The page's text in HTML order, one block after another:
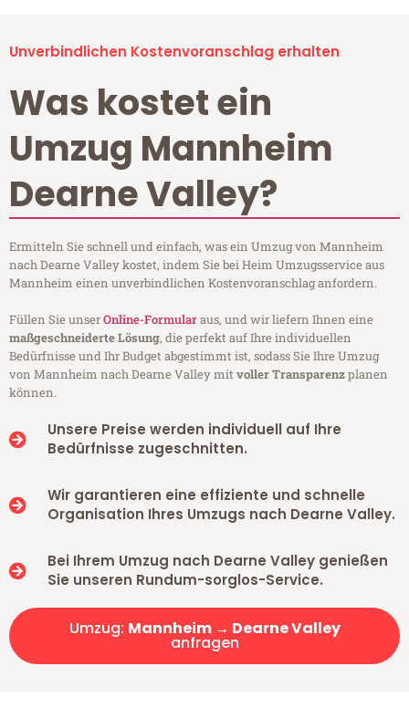
Unverbindlichen Kostenvoranschlag erhalten
Was kostet ein
Umzug Mannheim
Dearne Valley?
Ermitteln Sie schnell und einfach, was ein Umzug von Mannheim
nach Dearne Valley kostet, indem Sie bei Heim Umzugsservice aus
Mannheim einen unverbindlichen Kostenvoranschlag anfordern.
Füllen Sie unserOnline-Formularaus, und wir liefern Ihnen eine
maßgeschneiderte Lösung, die perfekt auf Ihre individuellen
Bedürfnisse und Ihr Budget abgestimmt ist, sodass Sie Ihre Umzug
von Mannheim nach Dearne Valley mitvoller Transparenzplanen
können.
Unsere Preise werden individuell auf Ihre
Bedürfnisse zugeschnitten.
Wir garantieren eine effiziente und schnelle
Organisation Ihres Umzugs nach Dearne Valley.
Bei Ihrem Umzug nach Dearne Valley genießen
Sie unseren Rundum-sorglos-Service.
Umzug: Mannheim → Dearne Valley
anfragen